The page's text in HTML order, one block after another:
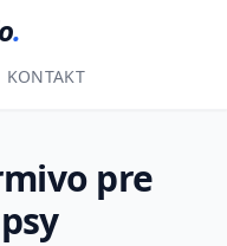
.
KONTAKT
pre